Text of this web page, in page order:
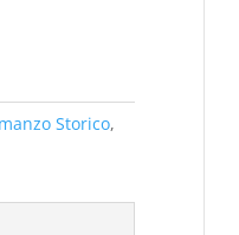
Storico,